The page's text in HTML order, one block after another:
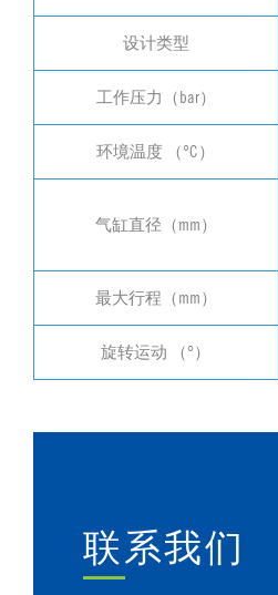
设计类型
工作压力（bar）
环境温度 （°C）
气缸直径（mm）
最大行程（mm）
旋转运动 （°）
联系我们